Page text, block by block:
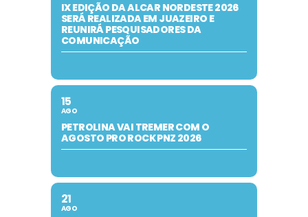
IX EDIÇÃO DA ALCAR NORDESTE 2026
SERÁ REALIZADA EM JUAZEIRO E
REUNIRÁ PESQUISADORES DA
COMUNICAÇÃO
15
AGO
PETROLINA VAI TREMER COM O
AGOSTO PRO ROCK PNZ 2026
21
AGO